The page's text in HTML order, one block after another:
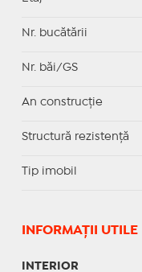
Nr. bucătării
Nr. băi/GS
An construcție
Structură rezistență
Tip imobil
INFORMAŢII UTILE
INTERIOR